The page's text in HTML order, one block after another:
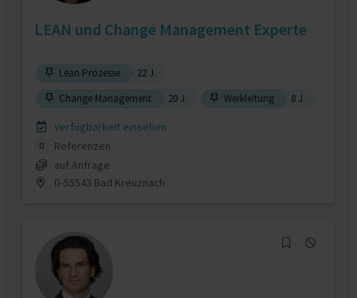
LEAN und Change Management Experte
Lean Prozesse
22 J.
Change Management
20 J. Werkleitung 8 J.
Verfügbarkeit einsehen
0
Referenzen
auf Anfrage
D-55543 Bad Kreuznach